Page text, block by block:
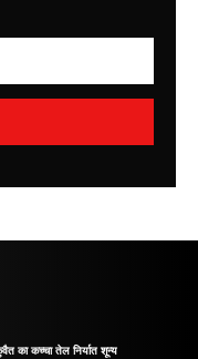
का कच्चा तेल निर्यात शून्य